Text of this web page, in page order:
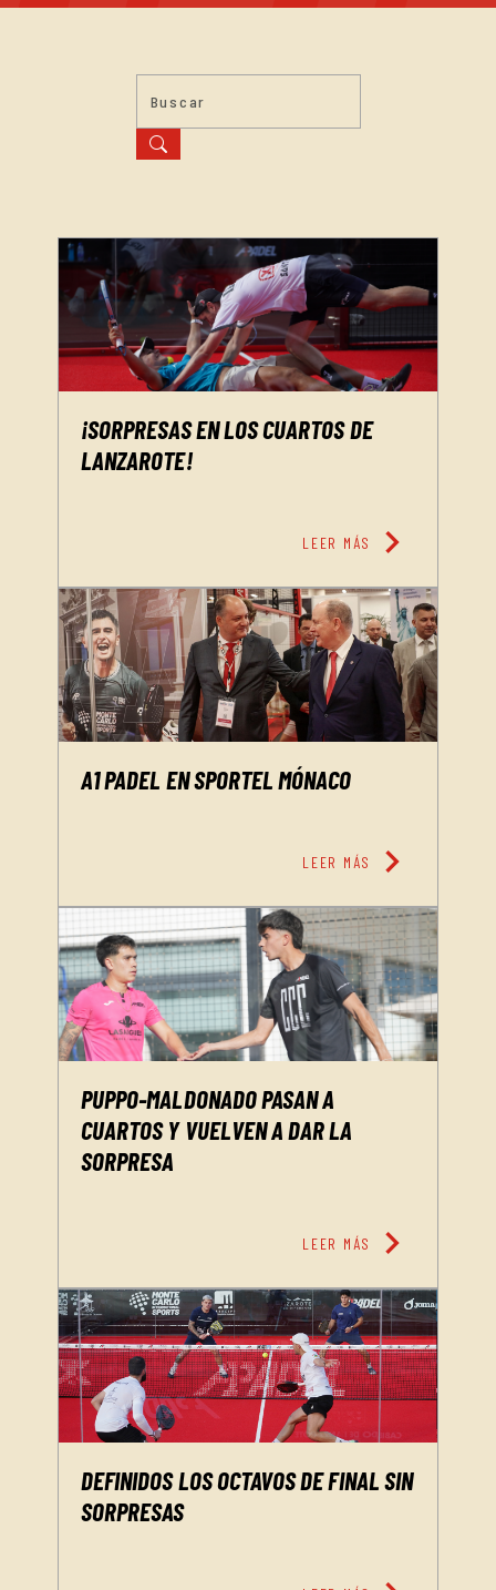
¡SORPRESAS EN LOS CUARTOS DE
LANZAROTE!
LEER MÁS chevron_right
A1 PADEL EN SPORTEL MÓNACO
LEER MÁS chevron_right
PUPPO-MALDONADO PASAN A
CUARTOS Y VUELVEN A DAR LA
SORPRESA
LEER MÁS chevron_right
DEFINIDOS LOS OCTAVOS DE FINAL SIN
SORPRESAS